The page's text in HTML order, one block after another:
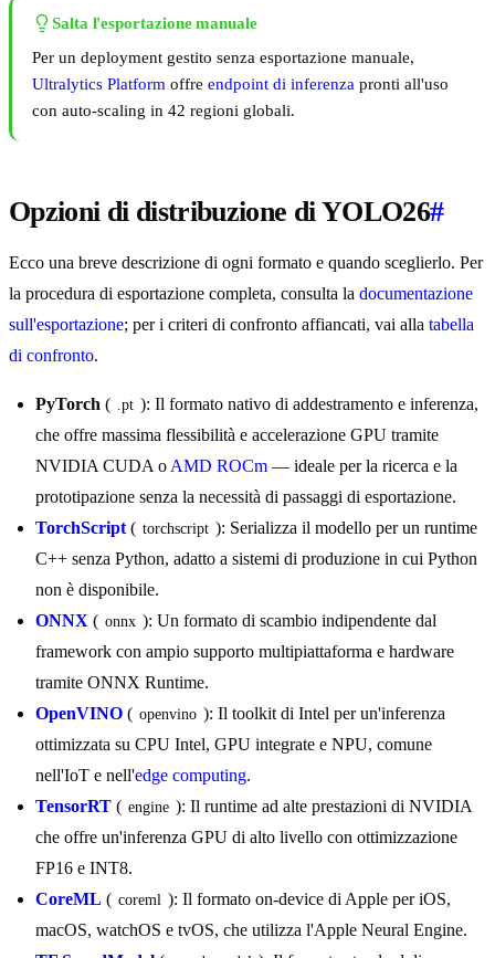
Salta l'esportazione manuale
Per un deployment gestito senza esportazione manuale,
Ultralytics Platform offre endpoint di inferenza pronti all'uso
con auto-scaling in 42 regioni globali.
Opzioni di distribuzione di YOLO26#
Ecco una breve descrizione di ogni formato e quando sceglierlo. Per
la procedura di esportazione completa, consulta la documentazione
sull'esportazione; per i criteri di confronto affiancati, vai alla tabella
di confronto.
PyTorch ( .pt ): Il formato nativo di addestramento e inferenza,
che offre massima flessibilità e accelerazione GPU tramite
NVIDIA CUDA o AMD ROCm — ideale per la ricerca e la
prototipazione senza la necessità di passaggi di esportazione.
TorchScript ( torchscript ): Serializza il modello per un runtime
C++ senza Python, adatto a sistemi di produzione in cui Python
non è disponibile.
ONNX ( onnx ): Un formato di scambio indipendente dal
framework con ampio supporto multipiattaforma e hardware
tramite ONNX Runtime.
OpenVINO ( openvino ): Il toolkit di Intel per un'inferenza
ottimizzata su CPU Intel, GPU integrate e NPU, comune
nell'IoT e nell'edge computing.
TensorRT ( engine ): Il runtime ad alte prestazioni di NVIDIA
che offre un'inferenza GPU di alto livello con ottimizzazione
FP16 e INT8.
CoreML ( coreml ): Il formato on-device di Apple per iOS,
macOS, watchOS e tvOS, che utilizza l'Apple Neural Engine.